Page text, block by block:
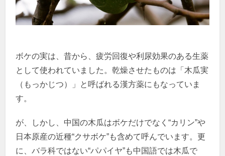
ボケの実は、昔から、疲労回復や利尿効果のある生薬
として使われていました。乾燥させたものは「木瓜実
（もっかじつ）」と呼ばれる漢方薬にもなっていま
す。
が、しかし、中国の木瓜はボケだけでなく“カリン”や
日本原産の近種“クサボケ”も含めて呼んでいます。更
に、バラ科ではない“パパイヤ”も中国語では木瓜で